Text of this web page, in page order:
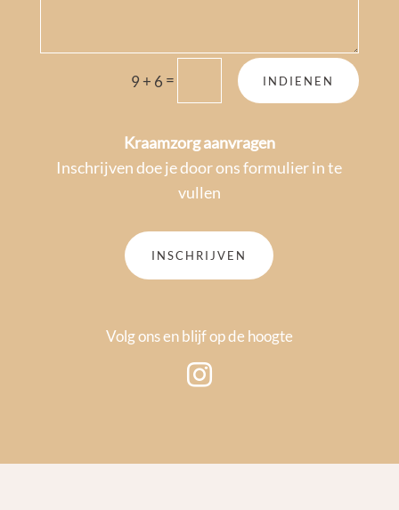
9 + 6 = INDIENEN
Kraamzorg aanvragen
Inschrijven doe je door ons formulier in te
vullen
INSCHRIJVEN
Volg ons en blijf op de hoogte
